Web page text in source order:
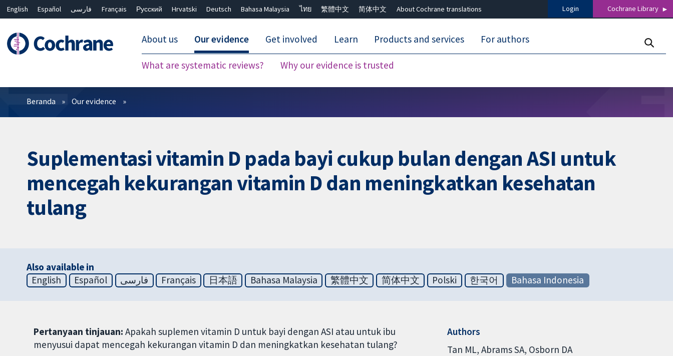
English Español فارسی Français Русский Hrvatski Deutsch Bahasa Malaysia ไทย 繁體中文 简体中文 About Cochrane translations Login Cochrane Library
About us Our evidence
What are systematic reviews? Why our evidence is trusted
Get involved Learn Products and services For authors
Filter
Beranda Our evidence
Suplementasi vitamin D pada bayi cukup bulan dengan ASI untuk
mencegah kekurangan vitamin D dan meningkatkan kesehatan
tulang
Also available in
English
Español فارسی Français 日本語 Bahasa Malaysia 繁體中文 简体中文 Polski 한국어 Bahasa Indonesia
Pertanyaan tinjauan:Apakah suplemen vitamin D untuk bayi dengan ASI atau untuk ibu
menyusui dapat mencegah kekurangan vitamin D dan meningkatkan kesehatan tulang?
Authors
Tan ML Abrams SA Osborn DA